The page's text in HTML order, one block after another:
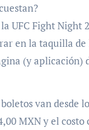
UFC Fight Night
en la taquilla de
(y aplicación)
van desde
MXN y el costo